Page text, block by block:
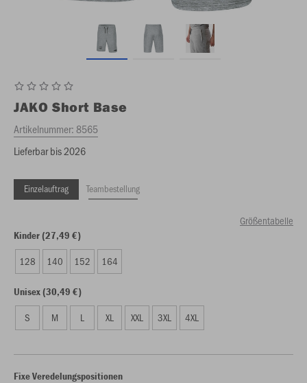
JAKO Short Base
Artikelnummer:8565
Lieferbar bis 2026
Einzelauftrag Teambestellung
Größentabelle
Kinder (27,49 €)
128 140 152 164
Unisex (30,49 €)
S M L XL XXL 3XL 4XL
Fixe Veredelungspositionen